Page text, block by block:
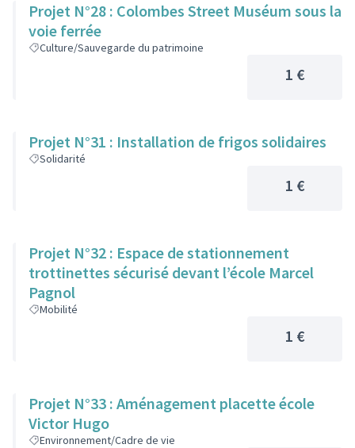
Projet N°28 : Colombes Street Muséum sous la
voie ferrée
Culture/Sauvegarde du patrimoine
1 €
Projet N°31 : Installation de frigos solidaires
Solidarité
1 €
Projet N°32 : Espace de stationnement
trottinettes sécurisé devant l’école Marcel
Pagnol
Mobilité
1 €
Projet N°33 : Aménagement placette école
Victor Hugo
Environnement/Cadre de vie